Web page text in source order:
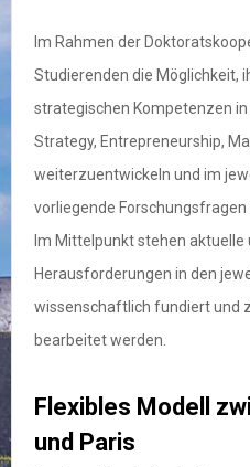
Im Rahmen der
Studierenden die Möglichkeit,
strategischen Kompetenzen
Strategy, Entrepreneurship,
weiterzuentwickeln und im
vorliegende
Im Mittelpunkt stehen
Herausforderungen in den
wissenschaftlich fundiert und
bearbeitet werden.
Flexibles Modell
und Paris